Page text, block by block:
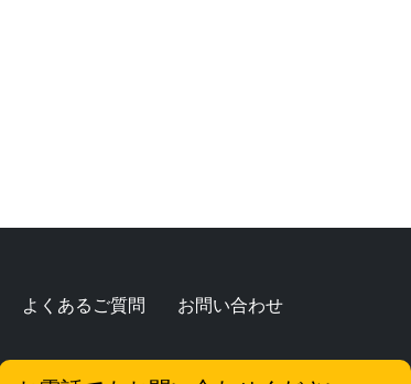
よくあるご質問
お問い合わせ